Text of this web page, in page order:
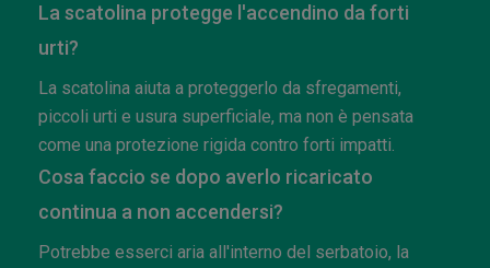
La scatolina protegge l'accendino da forti
urti?
La scatolina aiuta a proteggerlo da sfregamenti,
piccoli urti e usura superficiale, ma non è pensata
come una protezione rigida contro forti impatti.
Cosa faccio se dopo averlo ricaricato
continua a non accendersi?
Potrebbe esserci aria all'interno del serbatoio, la